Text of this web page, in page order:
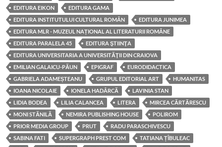
EDITURA EIKON
EDITURA GAMA
EDITURA INSTITUTULUI CULTURAL ROMÂN
EDITURA JUNIMEA
EDITURA MLR - MUZEUL NAȚIONAL AL LITERATURII ROMÂNE
EDITURA PARALELA 45
EDITURA ŞTIINŢA
EDITURA UNIVERSITARIA A UNIVERSITĂŢII DIN CRAIOVA
EMILIAN GALAICU-PĂUN
EPIGRAF
EURODIDACTICA
GABRIELA ADAMEȘTEANU
GRUPUL EDITORIAL ART
HUMANITAS
IOANA NICOLAIE
IONELA HADÂRCĂ
LAVINIA STAN
LIDIA BODEA
LILIA CALANCEA LITERA
MIRCEA CĂRTĂRESCU
MONI STĂNILĂ
NEMIRA PUBLISHING HOUSE
POLIROM
PRIOR MEDIA GROUP
PRUT
RADU PARASCHIVESCU
SABINA FATI
SUPERGRAPH PREST COM
TATIANA ȚÎBULEAC